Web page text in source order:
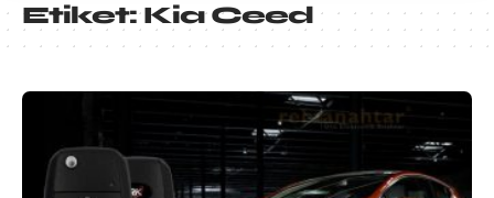
Etiket:Kia Ceed